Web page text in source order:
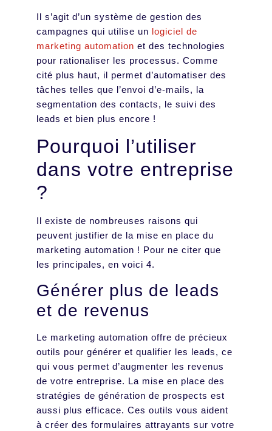
Il s’agit d’un système de gestion des
campagnes qui utilise un logiciel de
marketing automation et des technologies
pour rationaliser les processus. Comme
cité plus haut, il permet d’automatiser des
tâches telles que l’envoi d’e-mails, la
segmentation des contacts, le suivi des
leads et bien plus encore !
Pourquoi l’utiliser
dans votre entreprise
?
Il existe de nombreuses raisons qui
peuvent justifier de la mise en place du
marketing automation ! Pour ne citer que
les principales, en voici 4.
Générer plus de leads
et de revenus
Le marketing automation offre de précieux
outils pour générer et qualifier les leads, ce
qui vous permet d’augmenter les revenus
de votre entreprise. La mise en place des
stratégies de génération de prospects est
aussi plus efficace. Ces outils vous aident
à créer des formulaires attrayants sur votre